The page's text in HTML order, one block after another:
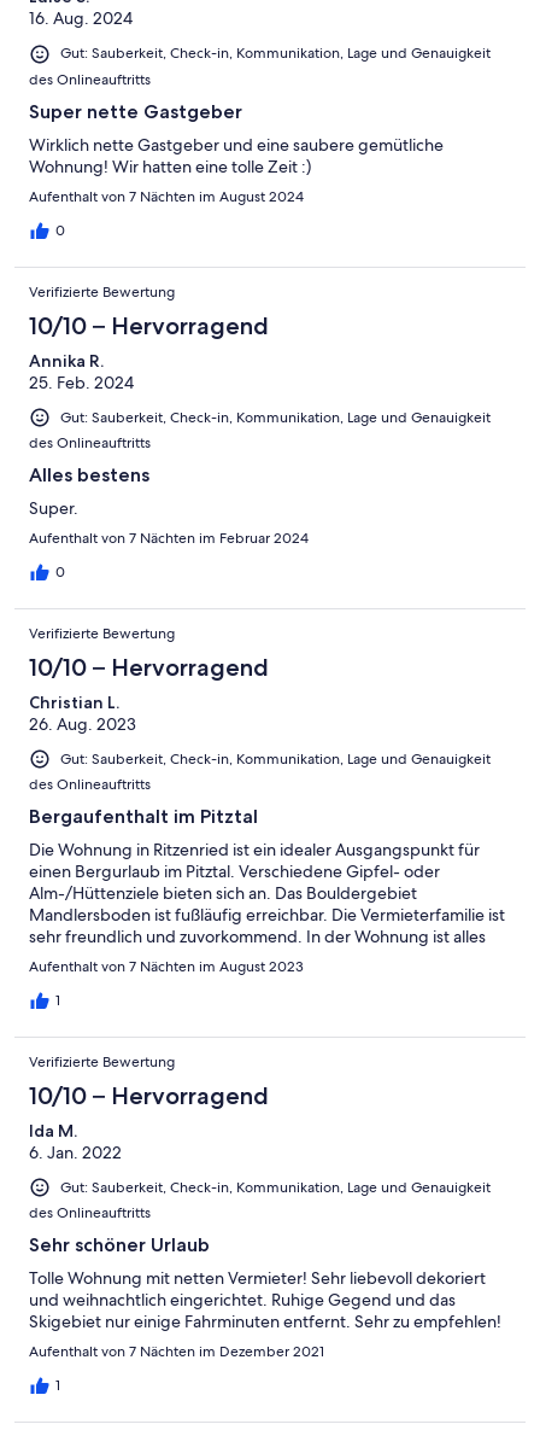
16. Aug. 2024
Gut: Sauberkeit, Check-in, Kommunikation, Lage und Genauigkeit
des Onlineauftritts
Super nette Gastgeber
Wirklich nette Gastgeber und eine saubere gemütliche
Wohnung! Wir hatten eine tolle Zeit :)
Aufenthalt von 7 Nächten im August 2024
0
Verifizierte Bewertung
10/10 – Hervorragend
Annika R.
25. Feb. 2024
Gut: Sauberkeit, Check-in, Kommunikation, Lage und Genauigkeit
des Onlineauftritts
Alles bestens
Super.
Aufenthalt von 7 Nächten im Februar 2024
0
Verifizierte Bewertung
10/10 – Hervorragend
Christian L.
26. Aug. 2023
Gut: Sauberkeit, Check-in, Kommunikation, Lage und Genauigkeit
des Onlineauftritts
Bergaufenthalt im Pitztal
Die Wohnung in Ritzenried ist ein idealer Ausgangspunkt für
einen Bergurlaub im Pitztal. Verschiedene Gipfel- oder
Alm-/Hüttenziele bieten sich an. Das Bouldergebiet
Mandlersboden ist fußläufig erreichbar. Die Vermieterfamilie ist
sehr freundlich und zuvorkommend. In der Wohnung ist alles
da, was man braucht, die Küche ist außergewöhnlich gut
Aufenthalt von 7 Nächten im August 2023
1
Verifizierte Bewertung
10/10 – Hervorragend
Ida M.
6. Jan. 2022
Gut: Sauberkeit, Check-in, Kommunikation, Lage und Genauigkeit
des Onlineauftritts
Sehr schöner Urlaub
Tolle Wohnung mit netten Vermieter! Sehr liebevoll dekoriert
und weihnachtlich eingerichtet. Ruhige Gegend und das
Skigebiet nur einige Fahrminuten entfernt. Sehr zu empfehlen!
Aufenthalt von 7 Nächten im Dezember 2021
1